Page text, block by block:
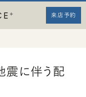
来店予約
震に伴う配